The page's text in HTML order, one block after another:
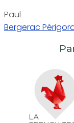
Paul
Bergerac